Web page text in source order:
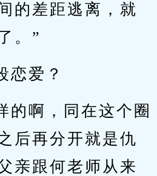
的差距逃离，就
。”
恋爱？
的啊，同在这个圈
后再分开就是仇
亲跟何老师从来